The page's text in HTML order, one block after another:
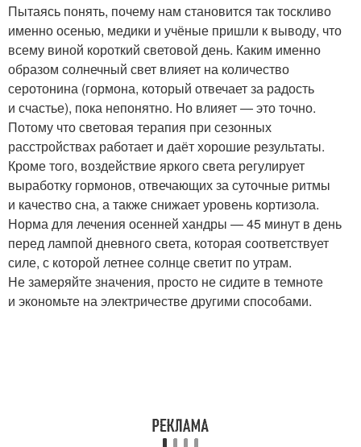
Пытаясь понять, почему нам становится так тоскливо
именно осенью, медики и учёные пришли к выводу, что
всему виной короткий световой день. Каким именно
образом солнечный свет влияет на количество
серотонина (гормона, который отвечает за радость
и счастье), пока непонятно. Но влияет — это точно.
Потому что световая терапия при сезонных
расстройствах работает и даёт хорошие результаты.
Кроме того, воздействие яркого света регулирует
выработку гормонов, отвечающих за суточные ритмы
и качество сна, а также снижает уровень кортизола.
Норма для лечения осенней хандры — 45 минут в день
перед лампой дневного света, которая соответствует
силе, с которой летнее солнце светит по утрам.
Не замеряйте значения, просто не сидите в темноте
и экономьте на электричестве другими способами.